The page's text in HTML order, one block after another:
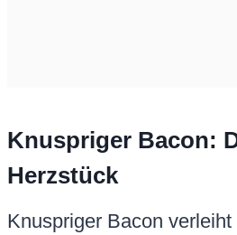
Knuspriger Bacon:
Herzstück
Knuspriger Bacon